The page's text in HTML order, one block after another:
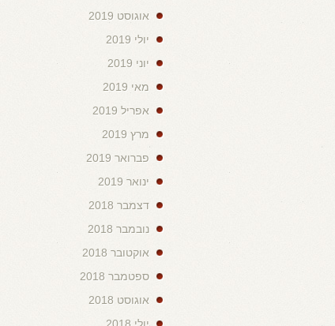
אוגוסט 2019
יולי 2019
יוני 2019
מאי 2019
אפריל 2019
מרץ 2019
פברואר 2019
ינואר 2019
דצמבר 2018
נובמבר 2018
אוקטובר 2018
ספטמבר 2018
אוגוסט 2018